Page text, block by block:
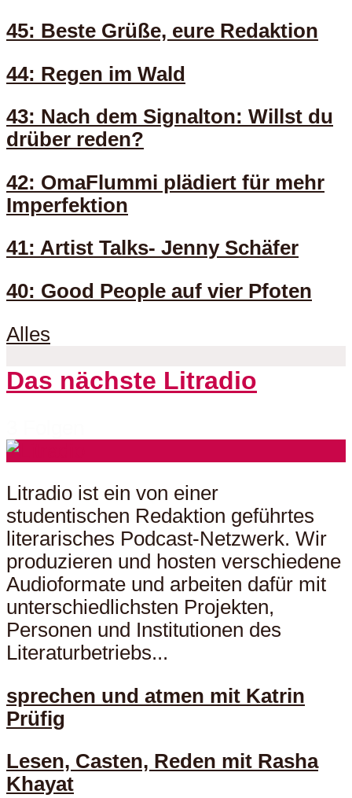
45: Beste Grüße, eure Redaktion
44: Regen im Wald
43: Nach dem Signalton: Willst du
drüber reden?
42: OmaFlummi plädiert für mehr
Imperfektion
41: Artist Talks- Jenny Schäfer
40: Good People auf vier Pfoten
Alles
Das nächste Litradio
Litradio ist ein von einer
studentischen Redaktion geführtes
literarisches Podcast-Netzwerk. Wir
produzieren und hosten verschiedene
Audioformate und arbeiten dafür mit
unterschiedlichsten Projekten,
Personen und Institutionen des
Literaturbetriebs...
sprechen und atmen mit Katrin
Prüfig
Lesen, Casten, Reden mit Rasha
Khayat